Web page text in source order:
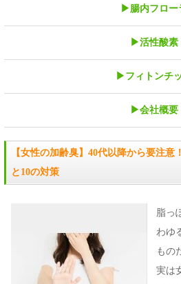
▶腸内フロー
▶活性酸素
▶フィトンチ
▶会社概要
【女性の加齢臭】40代以降から要注意
と10の対策
脂っ
わゆ
もの
実は